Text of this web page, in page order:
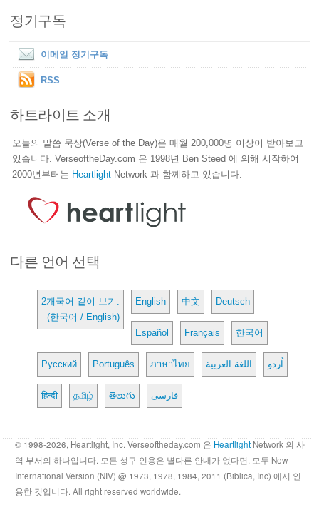
정기구독
이메일 정기구독
RSS
하트라이트 소개
오늘의 말씀 묵상(Verse of the Day)은 매월 200,000명 이상이 받아보고
있습니다. VerseoftheDay.com 은 1998년 Ben Steed 에 의해 시작하여
2000년부터는 Heartlight Network 과 함께하고 있습니다.
다른 언어 선택
2개국어 같이 보기:
(한국어 / English)
English 中文 Deutsch
Español Français 한국어
Русский Português ภาษาไทย اللغة العربية اُردو
हिन्दी தமிழ் తెలుగు فارسی
© 1998-2026, Heartlight, Inc. Verseoftheday.com 은 Heartlight Network 의 사
역 부서의 하나입니다. 모든 성구 인용은 별다른 안내가 없다면, 모두 New
International Version (NIV) @ 1973, 1978, 1984, 2011 (Biblica, Inc) 에서 인
용한 것입니다. All right reserved worldwide.